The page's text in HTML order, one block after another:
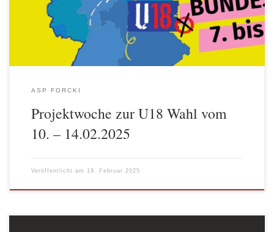
Thema Wahlen. Und mit reichlich Input ausgestattet, hatten sie die
Möglichkeit, […]
ASP FORCKI
Projektwoche zur U18 Wahl vom
10. – 14.02.2025
Veröffentlicht am 19. Februar 2025